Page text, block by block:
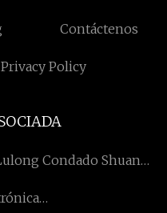
Contáctenos
Privacy Policy
Condado Shuang
Limitado.